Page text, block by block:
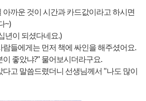
아까운 것이 시간과 카드값이라고 하시면
~)
년이 되셨다네요.)
들에게는 먼저 책에 싸인을 해주셨어요.
이 좋았냐?" 물어보시더라구요.
다고 말씀드렸더니 선생님께서 "나도 많이